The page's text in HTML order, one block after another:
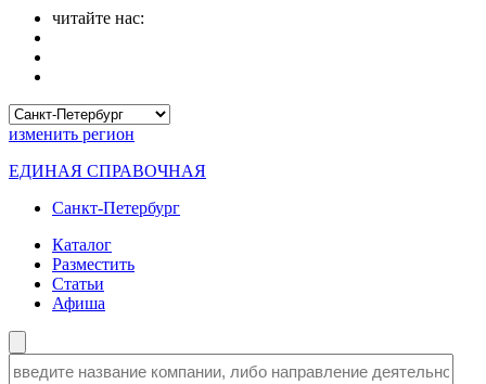
читайте нас:
изменить регион
ЕДИНАЯ СПРАВОЧНАЯ
Санкт-Петербург
Каталог
Разместить
Статьи
Афиша